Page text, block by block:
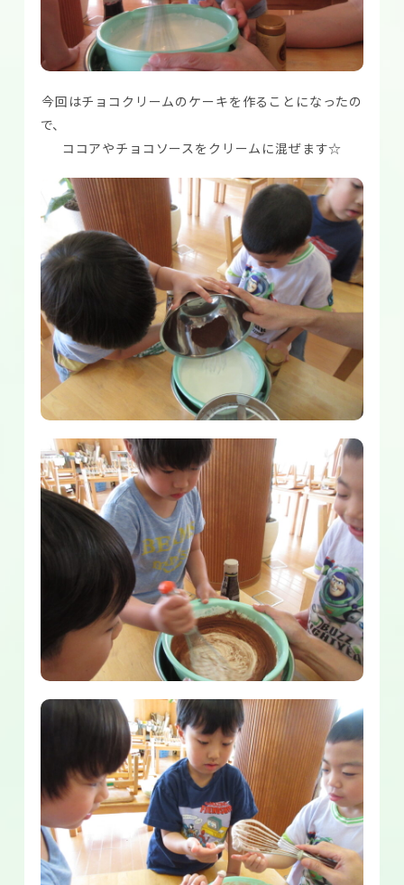
今回はチョコクリームのケーキを作ることになったの
で
ココアやチョコソースをクリームに混ぜます☆